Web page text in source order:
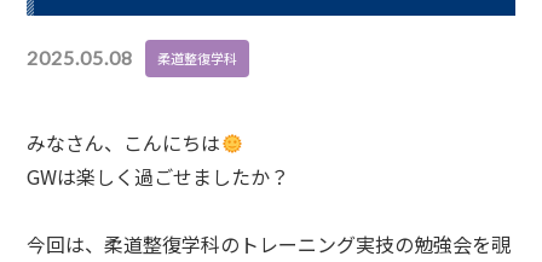
2025.05.08 柔道整復学科
みなさん、こんにちは
GWは楽しく過ごせましたか？
今回は、柔道整復学科のトレーニング実技の勉強会を覗